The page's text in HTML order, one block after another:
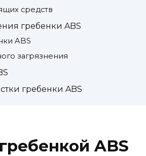
средств
гребенки ABS
ABS
загрязнения
гребенки ABS
ABS